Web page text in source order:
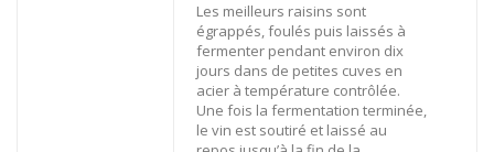
Les meilleurs raisins sont
égrappés, foulés puis laissés à
fermenter pendant environ dix
jours dans de petites cuves en
acier à température contrôlée.
Une fois la fermentation terminée,
le vin est soutiré et laissé au